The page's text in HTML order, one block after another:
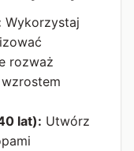
Wykorzystaj
rozważ
lat): Utwórz